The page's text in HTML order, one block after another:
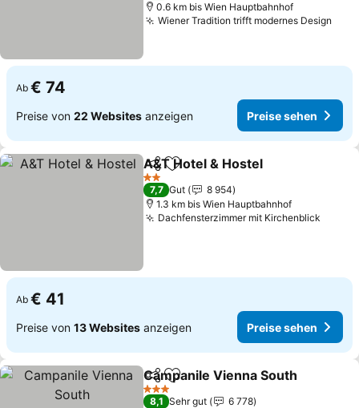
0.6 km bis Wien Hauptbahnhof
Wiener Tradition trifft modernes Design
Ab € 74
Preise von 22 Websites anzeigen Preise sehen
TeilenZu Favoriten hinzufügen
A&T Hotel & Hostel
2 Sterne
7,7 Gut
8 954
1.3 km bis Wien Hauptbahnhof
Dachfensterzimmer mit Kirchenblick
Ab € 41
Preise von 13 Websites anzeigen Preise sehen
TeilenZu Favoriten hinzufügen
Campanile Vienna South
3 Sterne
8,1 Sehr gut
6 778